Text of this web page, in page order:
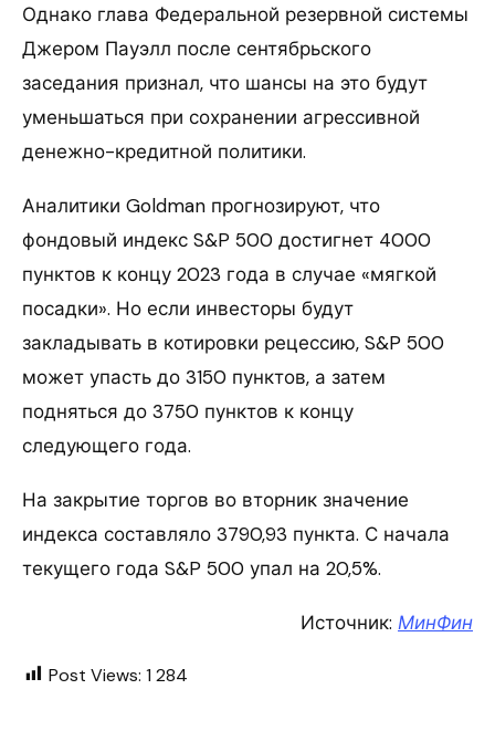
Однако глава Федеральной резервной системы
Джером Пауэлл после сентябрьского
заседания признал, что шансы на это будут
уменьшаться при сохранении агрессивной
денежно-кредитной политики.
Аналитики Goldman прогнозируют, что
фондовый индекс S&P 500 достигнет 4000
пунктов к концу 2023 года в случае «мягкой
посадки». Но если инвесторы будут
закладывать в котировки рецессию, S&P 500
может упасть до 3150 пунктов, а затем
подняться до 3750 пунктов к концу
следующего года.
На закрытие торгов во вторник значение
индекса составляло 3790,93 пункта. С начала
текущего года S&P 500 упал на 20,5%.
Источник: МинФин
Post Views: 1 284